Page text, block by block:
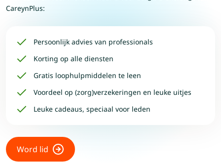
CareynPlus:
Persoonlijk advies van professionals
Korting op alle diensten
Gratis loophulpmiddelen te leen
Voordeel op (zorg)verzekeringen en leuke uitjes
Leuke cadeaus, speciaal voor leden
Word lid